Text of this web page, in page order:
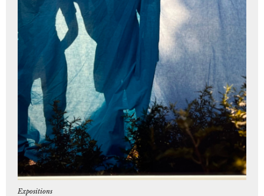
Expositions